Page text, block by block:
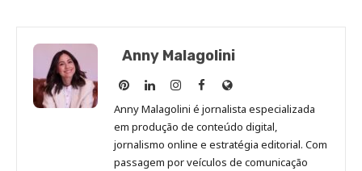
Anny Malagolini
Anny
Malagolini
no
Pinterest
Anny
Malagolini
no
LinkedIn
Anny
Malagolini
no
Instagram
Anny
Malagolini
no
Facebook
Site
de
Anny
Malagolini
Anny Malagolini é jornalista especializada
em produção de conteúdo digital,
jornalismo online e estratégia editorial. Com
passagem por veículos de comunicação